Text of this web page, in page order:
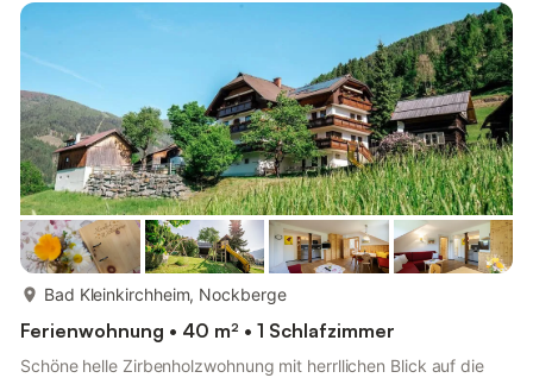
Wanderwege, Skipisten, Thermen und Kuranlagen – alles liegt
ganz in der Nähe unserer Appartements und ist bequem zu Fuß
erreichbar. Appartementvermittlung Reichl bi...
Bad Kleinkirchheim, Nockberge
Ferienwohnung • 40 m² • 1 Schlafzimmer
Schöne helle Zirbenholzwohnung mit herrllichen Blick auf die